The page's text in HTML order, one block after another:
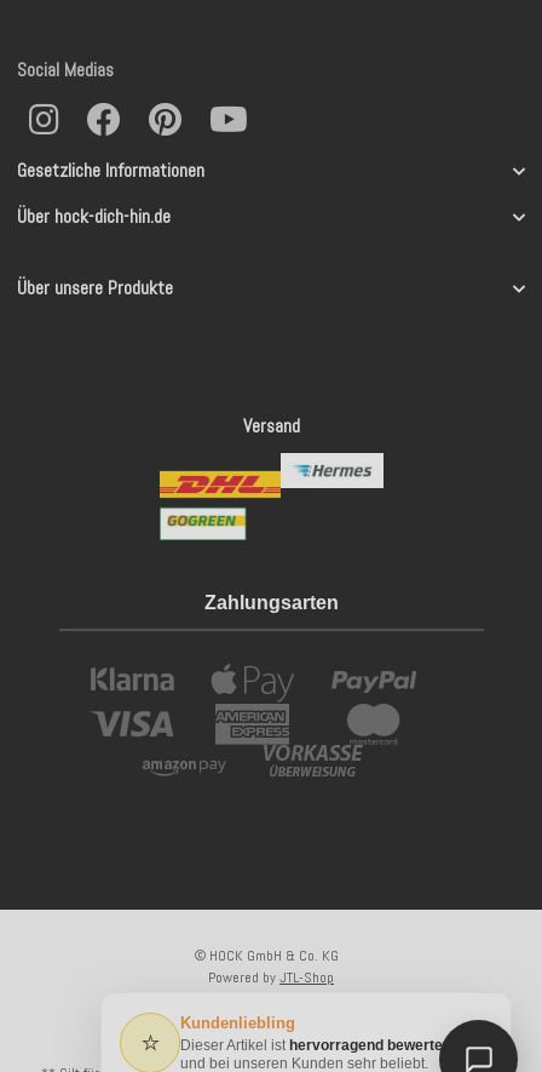
Gesetzliche Informationen
Über hock-dich-hin.de
Über unsere Produkte
Social Medias
Versand
Zahlungsarten
© HOCK GmbH & Co. KG
Powered byJTL-Shop
* Alle Preise inkl. gesetzlicher USt., zzgl.Versand
⭐
Kundenliebling
Dieser Artikel ist hervorragend bewertet
und bei unseren Kunden sehr beliebt.
×